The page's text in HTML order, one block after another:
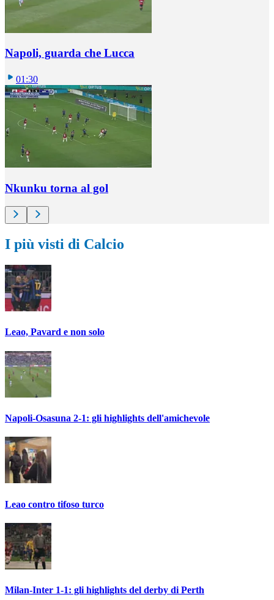
Napoli, guarda che Lucca
01:30
Nkunku torna al gol
I più visti di Calcio
Leao, Pavard e non solo
Napoli-Osasuna 2-1: gli highlights dell'amichevole
Leao contro tifoso turco
Milan-Inter 1-1: gli highlights del derby di Perth